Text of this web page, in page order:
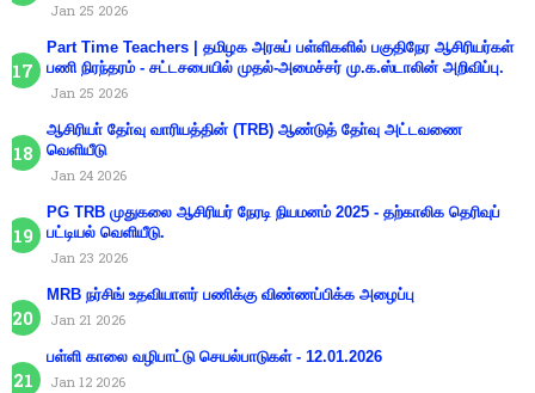
Jan 25 2026
Part Time Teachers | தமிழக அரசுப் பள்ளிகளில் பகுதிநேர ஆசிரியர்கள்
பணி நிரந்தரம் - சட்டசபையில் முதல்-அமைச்சர் மு.க.ஸ்டாலின் அறிவிப்பு.
Jan 25 2026
ஆசிரியா் தோ்வு வாரியத்தின் (TRB) ஆண்டுத் தோ்வு அட்டவணை
வெளியீடு
Jan 24 2026
PG TRB முதுகலை ஆசிரியர் நேரடி நியமனம் 2025 - தற்காலிக தெரிவுப்
பட்டியல் வெளியீடு.
Jan 23 2026
MRB நர்சிங் உதவியாளர் பணிக்கு விண்ணப்பிக்க அழைப்பு
Jan 21 2026
பள்ளி காலை வழிபாட்டு செயல்பாடுகள் - 12.01.2026
Jan 12 2026